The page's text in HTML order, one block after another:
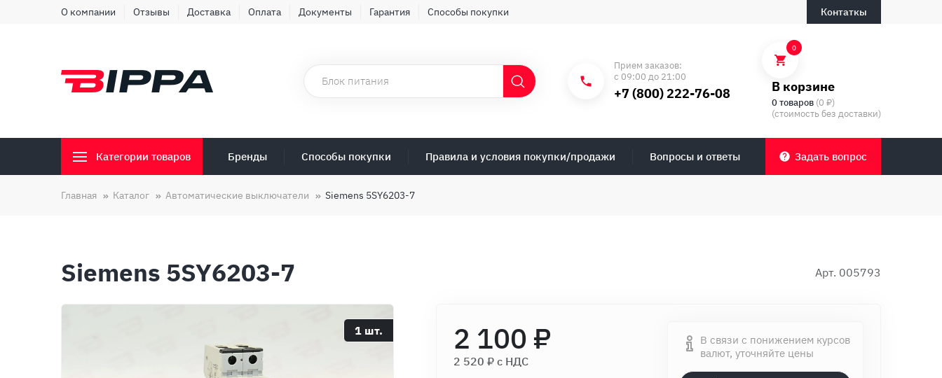
О компании Отзывы Доставка Оплата Документы Гарантия Способы покупки Контаткы
Прием заказов:
с 09:00 до 21:00
+7 (800) 222-76-08
0
В корзине
0 товаров (0 ₽)
(стоимость без доставки)
Категории товаров Бренды Способы покупки Правила и условия покупки/продажи Вопросы и ответы Задать вопрос
Главная Каталог Автоматические выключатели Siemens 5SY6203-7
Siemens 5SY6203-7 Арт. 005793
1 шт. 2 100 ₽
2 520 ₽ c НДС
В связи с понижением курсов
валют, уточняйте цены